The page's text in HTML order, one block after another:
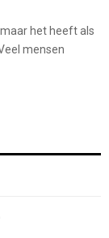
het heeft als
mensen